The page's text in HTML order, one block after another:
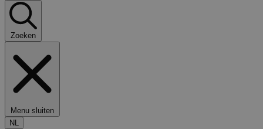
Zoeken
Menu sluiten
NL